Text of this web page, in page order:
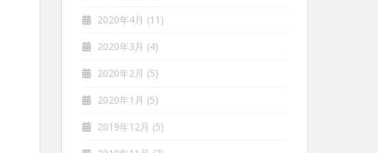
2020年4月 (11)
2020年3月 (4)
2020年2月 (5)
2020年1月 (5)
2019年12月 (5)